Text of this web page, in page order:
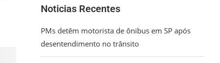
Noticias Recentes
PMs detêm motorista de ônibus em SP após
desentendimento no trânsito